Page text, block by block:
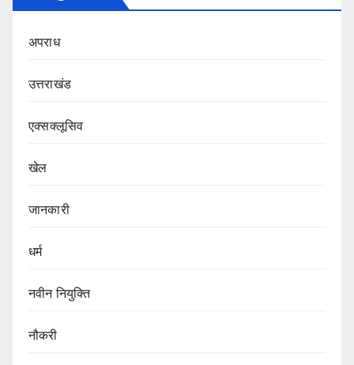
अपराध
उत्तराखंड
एक्सक्लूसिव
खेल
जानकारी
धर्म
नवीन नियुक्ति
नौकरी